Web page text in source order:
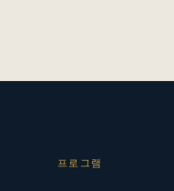
프로그램